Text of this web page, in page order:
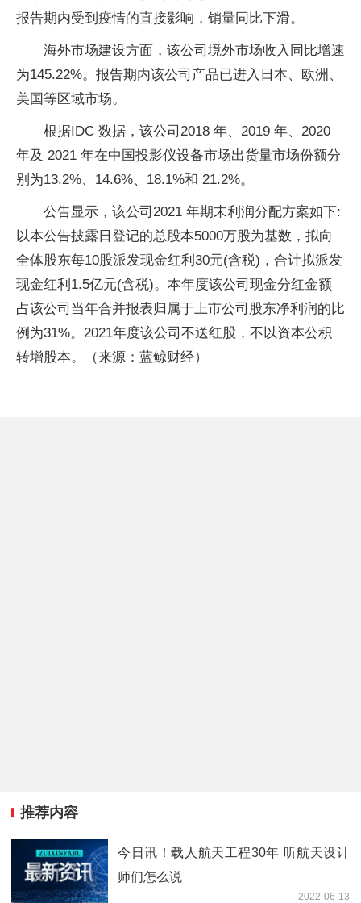
报告期内受到疫情的直接影响，销量同比下滑。
海外市场建设方面，该公司境外市场收入同比增速
为145.22%。报告期内该公司产品已进入日本、欧洲、
美国等区域市场。
根据IDC 数据，该公司2018 年、2019 年、2020
年及 2021 年在中国投影仪设备市场出货量市场份额分
别为13.2%、14.6%、18.1%和 21.2%。
公告显示，该公司2021 年期末利润分配方案如下:
以本公告披露日登记的总股本5000万股为基数，拟向
全体股东每10股派发现金红利30元(含税)，合计拟派发
现金红利1.5亿元(含税)。本年度该公司现金分红金额
占该公司当年合并报表归属于上市公司股东净利润的比
例为31%。2021年度该公司不送红股，不以资本公积
转增股本。（来源：蓝鲸财经）
推荐内容
今日讯！载人航天工程30年 听航天设计
师们怎么说
2022-06-13